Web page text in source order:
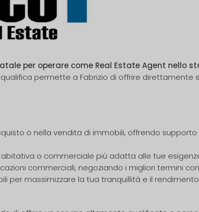
per operare come Real Estate Agent nello
permette a Fabrizio di offrire direttamente
o nella vendita di immobili, offrendo
o commerciale più adatta alle tue
commerciali, negoziando i migliori termini
per massimizzare la tua tranquillità e il